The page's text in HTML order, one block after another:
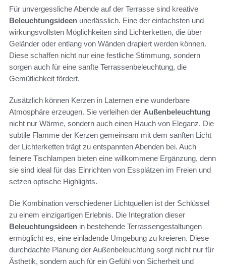
Für unvergessliche Abende auf der Terrasse sind kreative
Beleuchtungsideen unerlässlich. Eine der einfachsten und
wirkungsvollsten Möglichkeiten sind Lichterketten, die über
Geländer oder entlang von Wänden drapiert werden können.
Diese schaffen nicht nur eine festliche Stimmung, sondern
sorgen auch für eine sanfte Terrassenbeleuchtung, die
Gemütlichkeit fördert.
Zusätzlich können Kerzen in Laternen eine wunderbare
Atmosphäre erzeugen. Sie verleihen der Außenbeleuchtung
nicht nur Wärme, sondern auch einen Hauch von Eleganz. Die
subtile Flamme der Kerzen gemeinsam mit dem sanften Licht
der Lichterketten trägt zu entspannten Abenden bei. Auch
feinere Tischlampen bieten eine willkommene Ergänzung, denn
sie sind ideal für das Einrichten von Essplätzen im Freien und
setzen optische Highlights.
Die Kombination verschiedener Lichtquellen ist der Schlüssel
zu einem einzigartigen Erlebnis. Die Integration dieser
Beleuchtungsideen in bestehende Terrassengestaltungen
ermöglicht es, eine einladende Umgebung zu kreieren. Diese
durchdachte Planung der Außenbeleuchtung sorgt nicht nur für
Ästhetik, sondern auch für ein Gefühl von Sicherheit und